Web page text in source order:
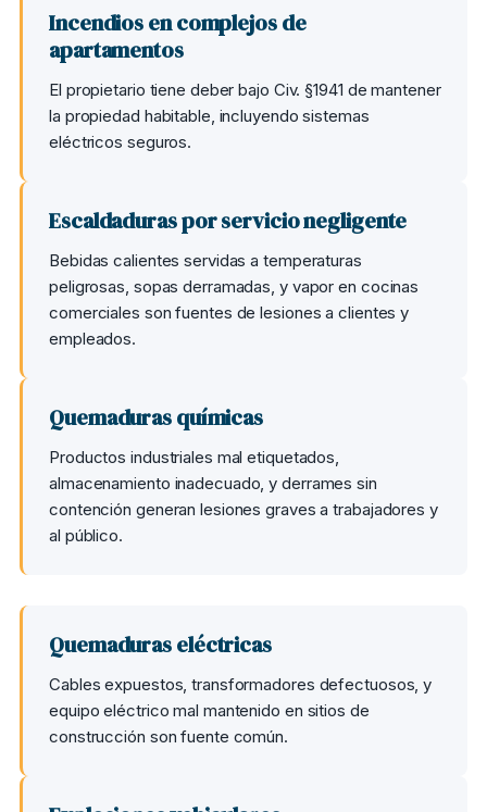
Incendios en complejos de
apartamentos
El propietario tiene deber bajo Civ. §1941 de mantener
la propiedad habitable, incluyendo sistemas
eléctricos seguros.
Escaldaduras por servicio negligente
Bebidas calientes servidas a temperaturas
peligrosas, sopas derramadas, y vapor en cocinas
comerciales son fuentes de lesiones a clientes y
empleados.
Quemaduras químicas
Productos industriales mal etiquetados,
almacenamiento inadecuado, y derrames sin
contención generan lesiones graves a trabajadores y
al público.
Quemaduras eléctricas
Cables expuestos, transformadores defectuosos, y
equipo eléctrico mal mantenido en sitios de
construcción son fuente común.